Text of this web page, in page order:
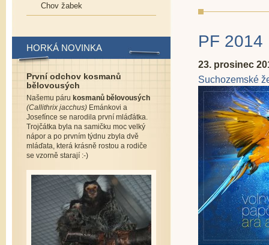
Chov žabek
HORKÁ NOVINKA
První odchov kosmanů
bělovousých
Našemu páru kosmanů bělovousých
(Callithrix jacchus) Emánkovi a
Josefínce se narodila první mláďátka.
Trojčátka byla na samičku moc velký
nápor a po prvním týdnu zbyla dvě
mláďata, která krásně rostou a rodiče
se vzorně starají :-)
PF 2014
23. prosinec
Suchozemské